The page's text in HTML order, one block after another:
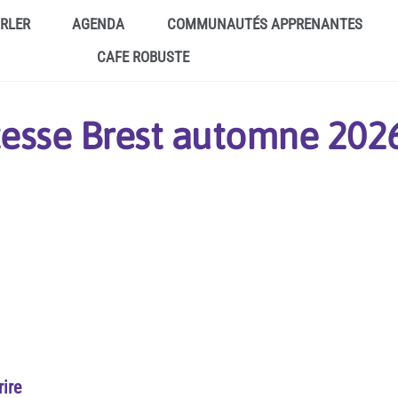
AGENDA
COMMUNAUTÉS APPRENANTES
CAFE ROBUSTE
Brest automne